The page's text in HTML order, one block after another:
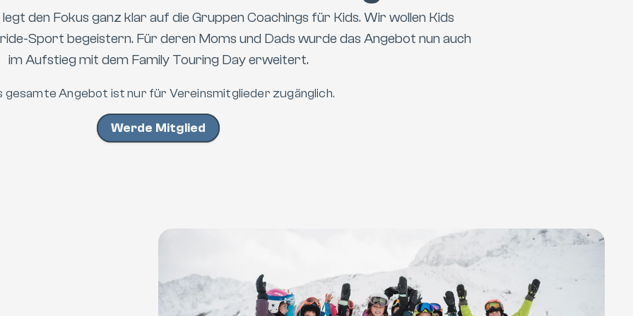
den Fokus ganz klar auf die Gruppen Coachings für Kids. Wir wollen Kids
Sport begeistern. Für deren Moms und Dads wurde das Angebot nun auch
im Aufstieg mit dem Family Touring Day erweitert.
gesamte Angebot ist nur für Vereinsmitglieder zugänglich.
Werde Mitglied